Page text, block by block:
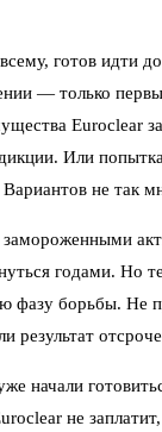
готов идти
— только
Euroclear
Или попытка
не так
годами. Но
фазу борьбы. Не
результат
начали
не